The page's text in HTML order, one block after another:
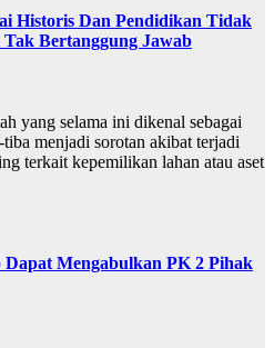
Historis Dan Pendidikan Tidak
Bertanggung Jawab
yang selama ini dikenal sebagai
menjadi sorotan akibat terjadi
terkait kepemilikan lahan atau aset
Mengabulkan PK 2 Pihak